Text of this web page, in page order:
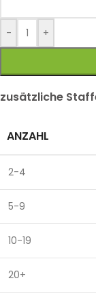
- +
zusätzliche
ANZAHL
2-4
5-9
10-19
20+